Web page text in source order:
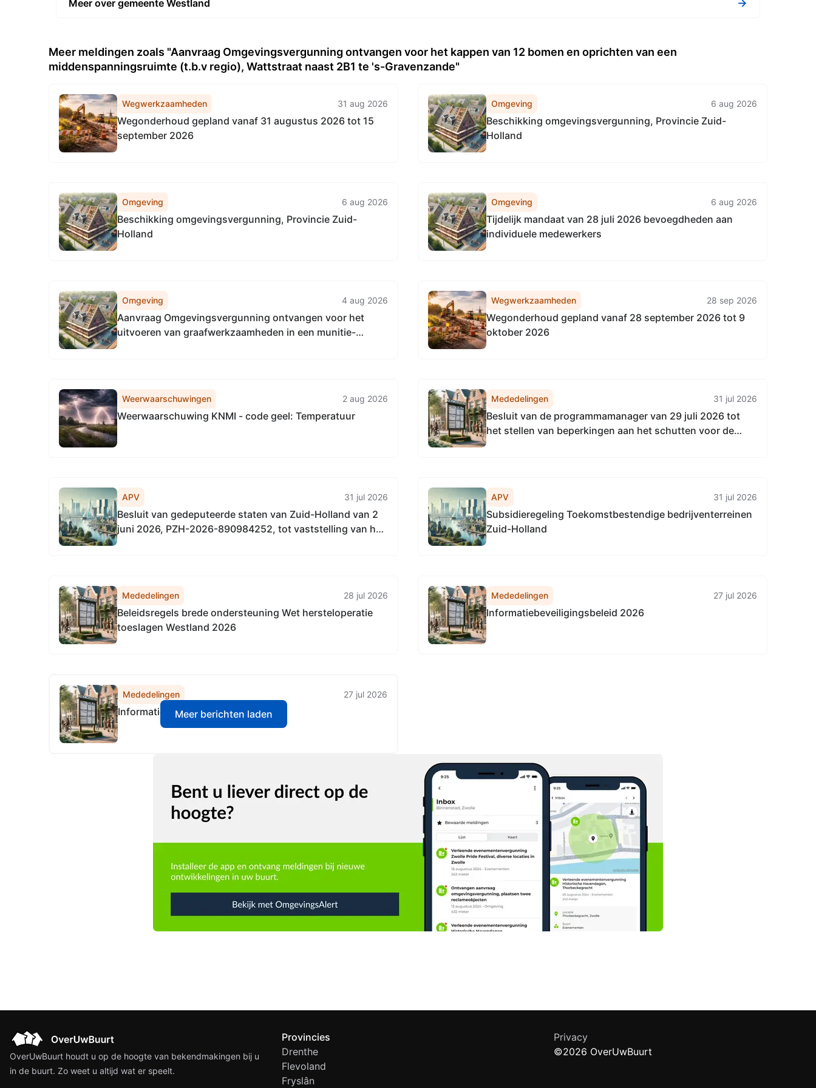
Meer over gemeente Westland →
Meer meldingen zoals "Aanvraag Omgevingsvergunning ontvangen voor het kappen van 12 bomen en oprichten van een
middenspanningsruimte (t.b.v regio), Wattstraat naast 2B1 te 's-Gravenzande"
Wegwerkzaamheden 31 aug 2026
Wegonderhoud gepland vanaf 31 augustus 2026 tot 15
september 2026
Omgeving 6 aug 2026
Beschikking omgevingsvergunning, Provincie Zuid-
Holland
Omgeving 6 aug 2026
Beschikking omgevingsvergunning, Provincie Zuid-
Holland
Omgeving 6 aug 2026
Tijdelijk mandaat van 28 juli 2026 bevoegdheden aan
individuele medewerkers
Omgeving 4 aug 2026
Aanvraag Omgevingsvergunning ontvangen voor het
uitvoeren van graafwerkzaamheden in een munitie-
Wegwerkzaamheden 28 sep 2026
Wegonderhoud gepland vanaf 28 september 2026 tot 9
oktober 2026
Weerwaarschuwingen 2 aug 2026
Weerwaarschuwing KNMI - code geel: Temperatuur
Mededelingen 31 jul 2026
Besluit van de programmamanager van 29 juli 2026 tot
het stellen van beperkingen aan het schutten voor de
APV 31 jul 2026
Besluit van gedeputeerde staten van Zuid-Holland van 2
juni 2026, PZH-2026-890984252, tot vaststelling van het
APV 31 jul 2026
Subsidieregeling Toekomstbestendige bedrijventerreinen
Zuid-Holland
Mededelingen 28 jul 2026
Beleidsregels brede ondersteuning Wet hersteloperatie
toeslagen Westland 2026
Mededelingen 27 jul 2026
Informatiebeveiligingsbeleid 2026
Mededelingen 27 jul 2026
Informatiebeveiligingsbeleid 2026
Meer berichten laden
OverUwBuurt houdt u op de hoogte van bekendmakingen bij u
in de buurt. Zo weet u altijd wat er speelt.
Provincies
Drenthe
Flevoland
Fryslân
Privacy
©2026 OverUwBuurt